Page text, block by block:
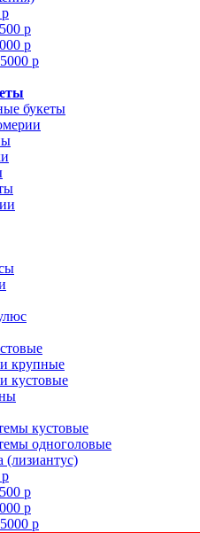
р
р
р
букеты
крупные
кустовые
кустовые
одноголовые
(лизиантус)
р
р
р